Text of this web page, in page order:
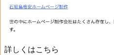
詳しくはこちら